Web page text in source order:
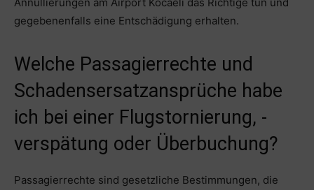
gegebenenfalls eine Entschädigung erhalten.
Welche Passagierrechte und
Schadensersatzansprüche habe
ich bei einer Flugstornierung, -
verspätung oder Überbuchung?
Passagierrechte sind gesetzliche Bestimmungen, die